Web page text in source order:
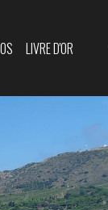
LIVRE D'OR